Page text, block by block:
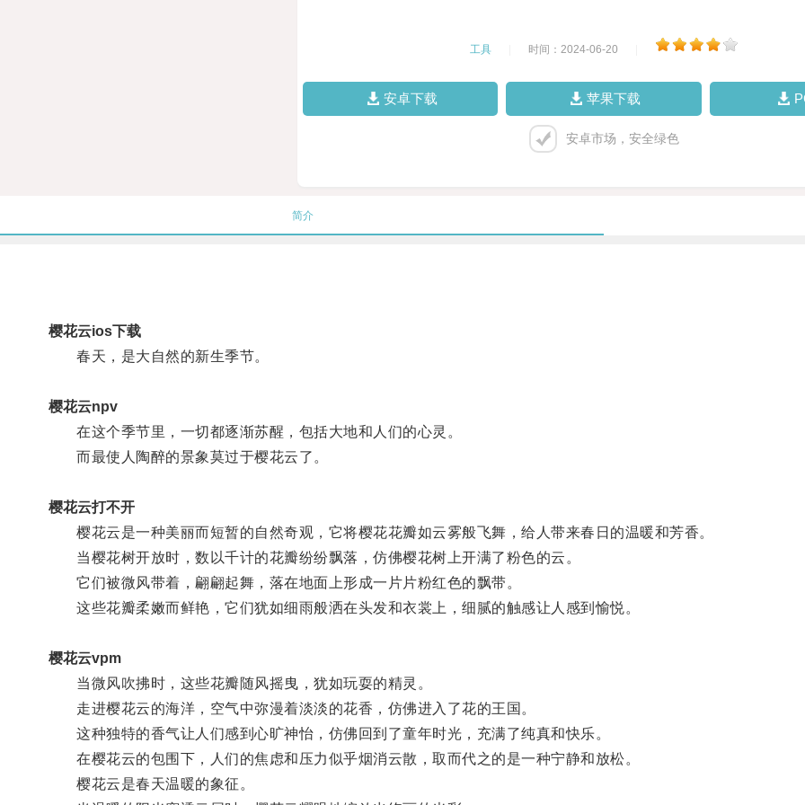
工具 时间：2024-06-20
安卓下载 苹果下载
安卓市场，安全绿色
简介
樱花云ios下载
春天，是大自然的新生季节。
樱花云npv
在这个季节里，一切都逐渐苏醒，包括大地和人们的心灵。
而最使人陶醉的景象莫过于樱花云了。
樱花云打不开
樱花云是一种美丽而短暂的自然奇观，它将樱花花瓣如云雾般飞舞，给人带来春日的温暖和芳香。
当樱花树开放时，数以千计的花瓣纷纷飘落，仿佛樱花树上开满了粉色的云。
它们被微风带着，翩翩起舞，落在地面上形成一片片粉红色的飘带。
这些花瓣柔嫩而鲜艳，它们犹如细雨般洒在头发和衣裳上，细腻的触感让人感到愉悦。
樱花云vpm
当微风吹拂时，这些花瓣随风摇曳，犹如玩耍的精灵。
走进樱花云的海洋，空气中弥漫着淡淡的花香，仿佛进入了花的王国。
这种独特的香气让人们感到心旷神怡，仿佛回到了童年时光，充满了纯真和快乐。
在樱花云的包围下，人们的焦虑和压力似乎烟消云散，取而代之的是一种宁静和放松。
樱花云是春天温暖的象征。